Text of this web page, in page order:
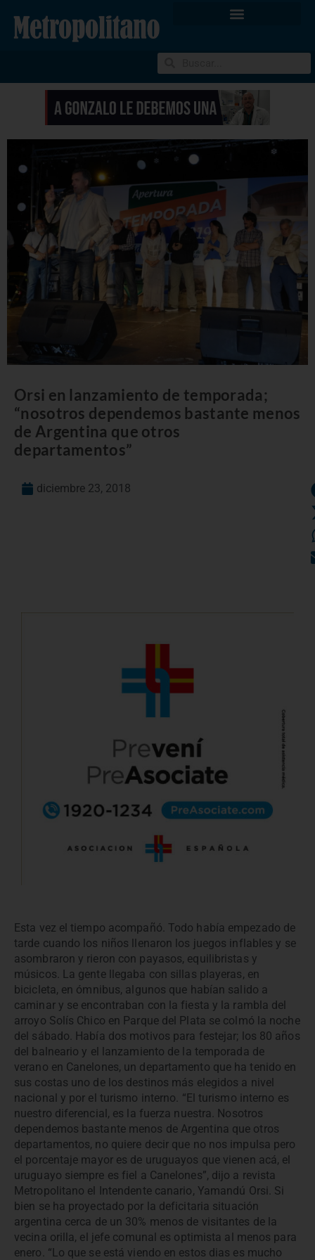
Orsi en lanzamiento de temporada;
“nosotros dependemos bastante menos
de Argentina que otros
departamentos”
diciembre 23, 2018
Esta vez el tiempo acompañó. Todo había empezado de
tarde cuando los niños llenaron los juegos inflables y se
asombraron y rieron con payasos, equilibristas y
músicos. La gente llegaba con sillas playeras, en
bicicleta, en ómnibus, algunos que habían salido a
caminar y se encontraban con la fiesta y la rambla del
arroyo Solís Chico en Parque del Plata se colmó la noche
del sábado. Había dos motivos para festejar; los 80 años
del balneario y el lanzamiento de la temporada de
verano en Canelones, un departamento que ha tenido en
sus costas uno de los destinos más elegidos a nivel
nacional y por el turismo interno. “El turismo interno es
nuestro diferencial, es la fuerza nuestra. Nosotros
dependemos bastante menos de Argentina que otros
departamentos, no quiere decir que no nos impulsa pero
el porcentaje mayor es de uruguayos que vienen acá, el
uruguayo siempre es fiel a Canelones”, dijo a revista
Metropolitano el Intendente canario, Yamandú Orsi. Si
bien se ha proyectado por la deficitaria situación
argentina cerca de un 30% menos de visitantes de la
vecina orilla, el jefe comunal es optimista al menos para
enero. “Lo que se está viendo en estos dias es mucho